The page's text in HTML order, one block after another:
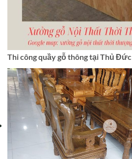
Thi công quầy gỗ thông tại Thủ Đức